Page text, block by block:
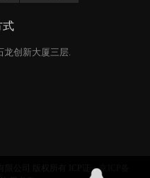
式
龙创新大厦三层.
限公司 版权所有 ICP证：京ICP备